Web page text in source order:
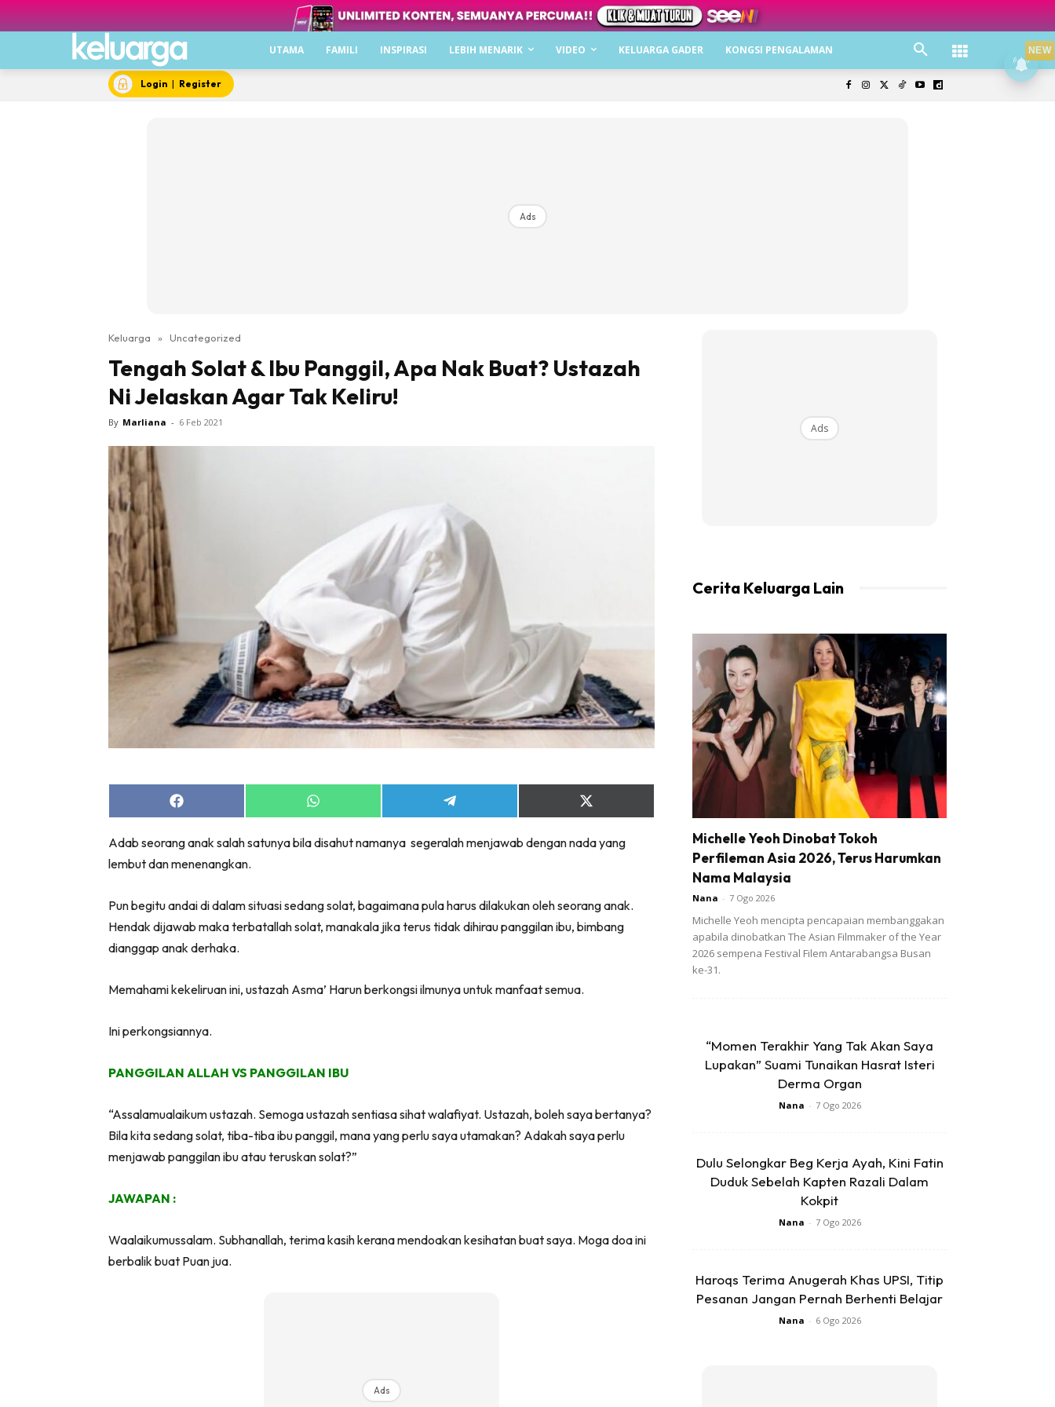
UTAMA FAMILI INSPIRASI LEBIH MENARIK VIDEO KELUARGA GADER KONGSI PENGALAMAN
Login | Register
Ads
Keluarga » Uncategorized
Tengah Solat & Ibu Panggil, Apa Nak Buat? Ustazah
Ni Jelaskan Agar Tak Keliru!
By Marliana - 6 Feb 2021
Share
on
Share
on
Share
on
Share
on
(Twitter)
Adab seorang anak salah satunya bila disahut namanya segeralah menjawab dengan nada yang
lembut dan menenangkan.
Pun begitu andai di dalam situasi sedang solat, bagaimana pula harus dilakukan oleh seorang anak.
Hendak dijawab maka terbatallah solat, manakala jika terus tidak dihirau panggilan ibu, bimbang
dianggap anak derhaka.
Memahami kekeliruan ini, ustazah Asma’ Harun berkongsi ilmunya untuk manfaat semua.
Ini perkongsiannya.
PANGGILAN ALLAH VS PANGGILAN IBU
“Assalamualaikum ustazah. Semoga ustazah sentiasa sihat walafiyat. Ustazah, boleh saya bertanya?
Bila kita sedang solat, tiba-tiba ibu panggil, mana yang perlu saya utamakan? Adakah saya perlu
menjawab panggilan ibu atau teruskan solat?”
JAWAPAN :
Waalaikumussalam. Subhanallah, terima kasih kerana mendoakan kesihatan buat saya. Moga doa ini
berbalik buat Puan jua.
Ads
Ads
Cerita Keluarga Lain
Michelle Yeoh Dinobat Tokoh
Perfileman Asia 2026, Terus Harumkan
Nama Malaysia
Nana - 7 Ogo 2026
Michelle Yeoh mencipta pencapaian membanggakan
apabila dinobatkan The Asian Filmmaker of the Year
2026 sempena Festival Filem Antarabangsa Busan
ke-31.
“Momen Terakhir Yang Tak Akan Saya
Lupakan” Suami Tunaikan Hasrat Isteri
Derma Organ
Nana - 7 Ogo 2026
Dulu Selongkar Beg Kerja Ayah, Kini Fatin
Duduk Sebelah Kapten Razali Dalam
Kokpit
Nana - 7 Ogo 2026
Haroqs Terima Anugerah Khas UPSI, Titip
Pesanan Jangan Pernah Berhenti Belajar
Nana - 6 Ogo 2026
NEW